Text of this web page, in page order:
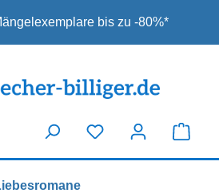
bis zu -80%*